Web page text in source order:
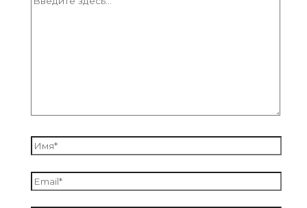
Имя*
Email*